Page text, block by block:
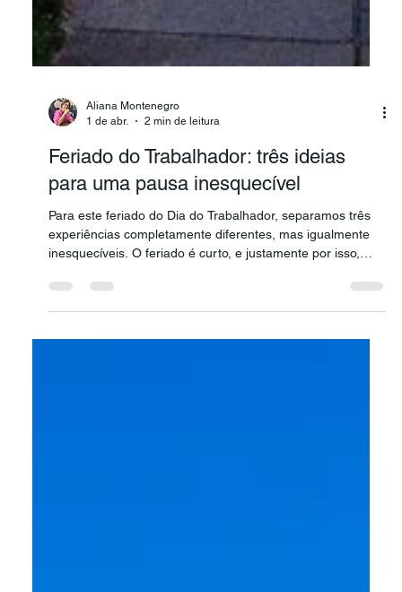
1 de abr.
2 min de leitura
Feriado do Trabalhador: três ideias
para uma pausa inesquecível
Para este feriado do Dia do Trabalhador, separamos três
inesquecíveis. O feriado é curto, e justamente por isso,
escolher o destino certo faz toda a diferença.